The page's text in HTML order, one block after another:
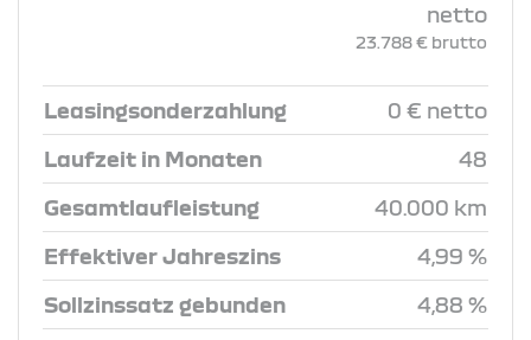
netto
23.788 € brutto
Leasingsonderzahlung 0 € netto
Laufzeit in Monaten 48
Gesamtlaufleistung 40.000 km
Effektiver Jahreszins 4,99 %
Sollzinssatz gebunden 4,88 %